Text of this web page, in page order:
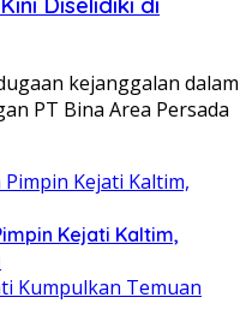
kejanggalan dalam
PT Bina Area Persada
Kejati Kaltim,